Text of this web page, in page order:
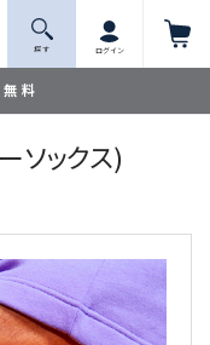
料
探 す ログイン
ソックス)